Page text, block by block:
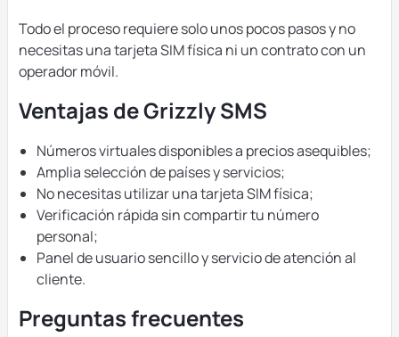
Todo el proceso requiere solo unos pocos pasos y no
necesitas una tarjeta SIM física ni un contrato con un
operador móvil.
Ventajas de Grizzly SMS
Números virtuales disponibles a precios asequibles;
Amplia selección de países y servicios;
No necesitas utilizar una tarjeta SIM física;
Verificación rápida sin compartir tu número
personal;
Panel de usuario sencillo y servicio de atención al
cliente.
Preguntas frecuentes